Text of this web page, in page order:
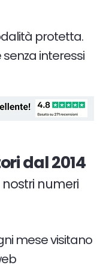
protetta.
senza interessi
dal 2014
nostri numeri
mese visitano